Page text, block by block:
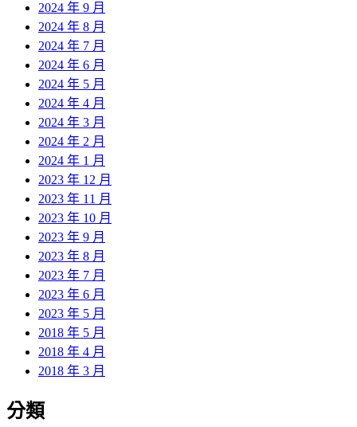
2024 年 9 月
2024 年 8 月
2024 年 7 月
2024 年 6 月
2024 年 5 月
2024 年 4 月
2024 年 3 月
2024 年 2 月
2024 年 1 月
2023 年 12 月
2023 年 11 月
2023 年 10 月
2023 年 9 月
2023 年 8 月
2023 年 7 月
2023 年 6 月
2023 年 5 月
2018 年 5 月
2018 年 4 月
2018 年 3 月
分類